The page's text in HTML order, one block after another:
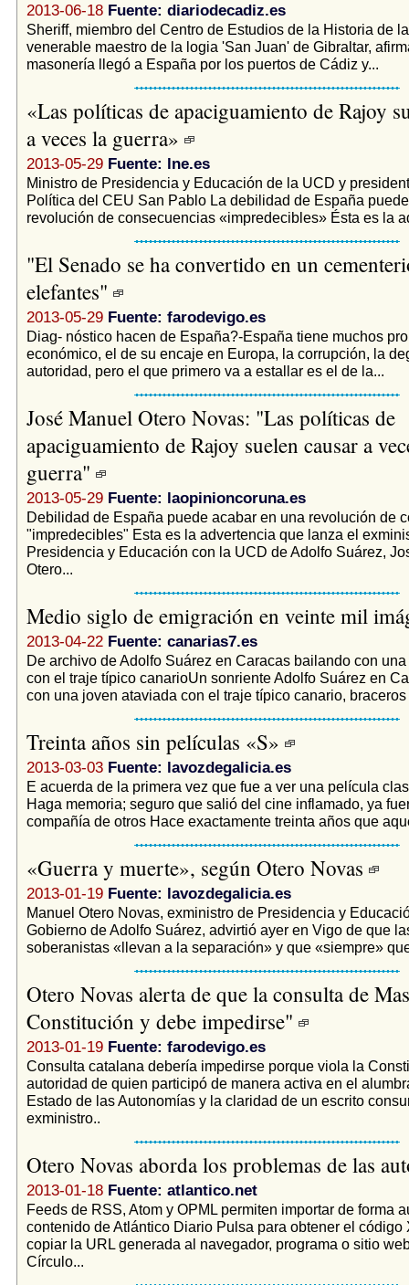
2013-06-18 Fuente: diariodecadiz.es
Sheriff, miembro del Centro de Estudios de la Historia de
venerable maestro de la logia 'San Juan' de Gibraltar,
masonería llegó a España por los puertos de Cádiz y...
«Las políticas de apaciguamiento de Rajoy
a veces la guerra»
2013-05-29 Fuente: lne.es
Ministro de Presidencia y Educación de la UCD y
Política del CEU San Pablo La debilidad de España
revolución de consecuencias «impredecibles» Ésta es la
"El Senado se ha convertido en un
elefantes"
2013-05-29 Fuente: farodevigo.es
Diag- nóstico hacen de España?-España tiene muchos
económico, el de su encaje en Europa, la corrupción, la
autoridad, pero el que primero va a estallar es el de la...
José Manuel Otero Novas: "Las políticas de
apaciguamiento de Rajoy suelen causar a
guerra"
2013-05-29 Fuente: laopinioncoruna.es
Debilidad de España puede acabar en una revolución de
"impredecibles" Esta es la advertencia que lanza el
Presidencia y Educación con la UCD de Adolfo Suárez,
Otero...
Medio siglo de emigración en veinte mil
2013-04-22 Fuente: canarias7.es
De archivo de Adolfo Suárez en Caracas bailando con
con el traje típico canarioUn sonriente Adolfo Suárez en
con una joven ataviada con el traje típico canario,
Treinta años sin películas «S»
2013-03-03 Fuente: lavozdegalicia.es
E acuerda de la primera vez que fue a ver una película
Haga memoria; seguro que salió del cine inflamado, ya
compañía de otros Hace exactamente treinta años que
«Guerra y muerte», según Otero Novas
2013-01-19 Fuente: lavozdegalicia.es
Manuel Otero Novas, exministro de Presidencia y
Gobierno de Adolfo Suárez, advirtió ayer en Vigo de que
soberanistas «llevan a la separación» y que «siempre»
Otero Novas alerta de que la consulta de
Constitución y debe impedirse"
2013-01-19 Fuente: farodevigo.es
Consulta catalana debería impedirse porque viola la
autoridad de quien participó de manera activa en el
Estado de las Autonomías y la claridad de un escrito
exministro..
Otero Novas aborda los problemas de las
2013-01-18 Fuente: atlantico.net
Feeds de RSS, Atom y OPML permiten importar de forma
contenido de Atlántico Diario Pulsa para obtener el código
copiar la URL generada al navegador, programa o sitio
Círculo...